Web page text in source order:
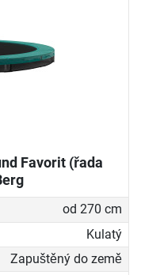
Favorit (řada
od 270 cm
Kulatý
Zapuštěný do země